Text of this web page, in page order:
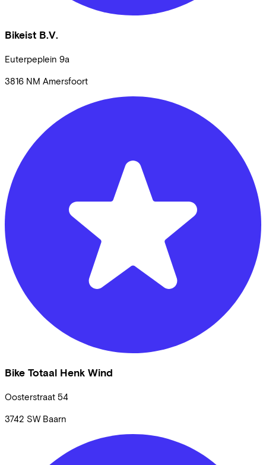
Bikeist B.V.
Euterpeplein 9a
3816 NM Amersfoort
Bike Totaal Henk Wind
Oosterstraat 54
3742 SW Baarn